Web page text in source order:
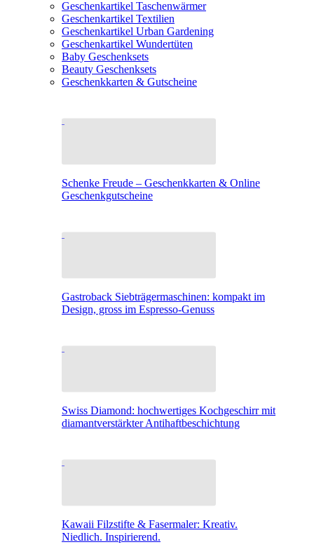
Geschenkartikel Taschenwärmer
Geschenkartikel Textilien
Geschenkartikel Urban Gardening
Geschenkartikel Wundertüten
Baby Geschenksets
Beauty Geschenksets
Geschenkkarten & Gutscheine
Schenke Freude – Geschenkkarten & Online
Geschenkgutscheine
Gastroback Siebträgermaschinen: kompakt im
Design, gross im Espresso-Genuss
Swiss Diamond: hochwertiges Kochgeschirr mit
diamantverstärkter Antihaftbeschichtung
Kawaii Filzstifte & Fasermaler: Kreativ.
Niedlich. Inspirierend.